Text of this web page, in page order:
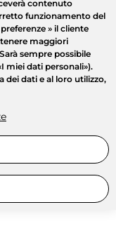
contenuto
funzionamento del
»il cliente
maggiori
sempre possibile
miei dati personali»).
dei dati e al loro utilizzo,